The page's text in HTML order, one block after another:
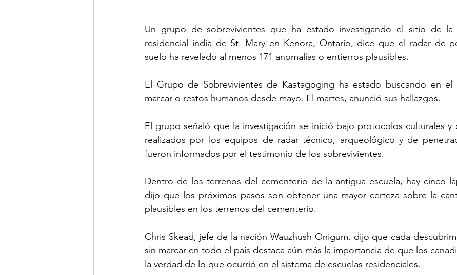
Un grupo de sobrevivientes que ha estado investigando el sitio de la
residencial india de St. Mary en Kenora, Ontario, dice que el radar de
suelo ha revelado al menos 171 anomalías o entierros plausibles.
El Grupo de Sobrevivientes de Kaatagoging ha estado buscando en el
marcar o restos humanos desde mayo. El martes, anunció sus hallazgos.
El grupo señaló que la investigación se inició bajo protocolos culturales y
realizados por los equipos de radar técnico, arqueológico y de
fueron informados por el testimonio de los sobrevivientes.
Dentro de los terrenos del cementerio de la antigua escuela, hay cinco
dijo que los próximos pasos son obtener una mayor certeza sobre la
plausibles en los terrenos del cementerio.
Chris Skead, jefe de la nación Wauzhush Onigum, dijo que cada
sin marcar en todo el país destaca aún más la importancia de que los
la verdad de lo que ocurrió en el sistema de escuelas residenciales.